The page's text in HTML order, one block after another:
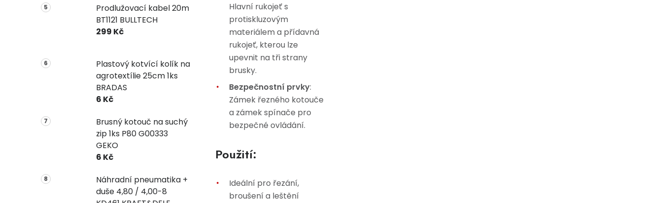
Prodlužovací kabel 20m
BT1121 BULLTECH
299 Kč
Plastový kotvící kolík na
agrotextílie 25cm 1ks
BRADAS
6 Kč
Brusný kotouč na suchý
zip 1ks P80 G00333
GEKO
6 Kč
Náhradní pneumatika +
duše 4,80 / 4,00-8
Hlavní rukojeť s
protiskluzovým
materiálem a přídavná
rukojeť, kterou lze
upevnit na tři strany
brusky.
Bezpečnostní prvky:
Zámek řezného kotouče
a zámek spínače pro
bezpečné ovládání.
Použití:
Ideální pro řezání,
broušení a leštění